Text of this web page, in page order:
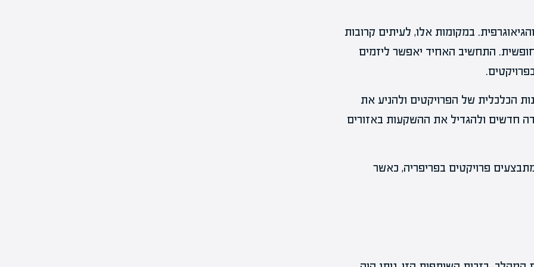
במקומות אלו, לעיתים קרובות
התחשיב האחיד יאפשר ליזמים
הכלכלית של הפרויקטים ולהניע את
חדשים ולהגדיל את ההשקעות באזורים
פרויקטים בפריפריה, כאשר